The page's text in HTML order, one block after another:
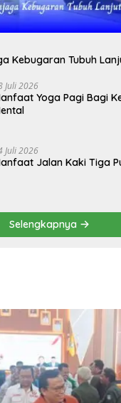
Kebugaran Tubuh
Juli 2026
Yoga Pagi Bagi
Juli 2026
Jalan Kaki Tiga
Selengkapnya